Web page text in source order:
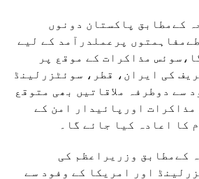
کےمطابق پاکستان دونوں
پرعملدرآمد کے لیے
مذاکرات کے موقع پر
کی ایران، قطر، سوئٹزرلینڈ
سے دوطرفہ ملاقاتیں بھی متوقع
مذاکرات اورپائیدار امن کے
کا اعادہ کیا جائے گا۔
کےمطابق وزریراعظم کی
اور امریکا کے وفود سے